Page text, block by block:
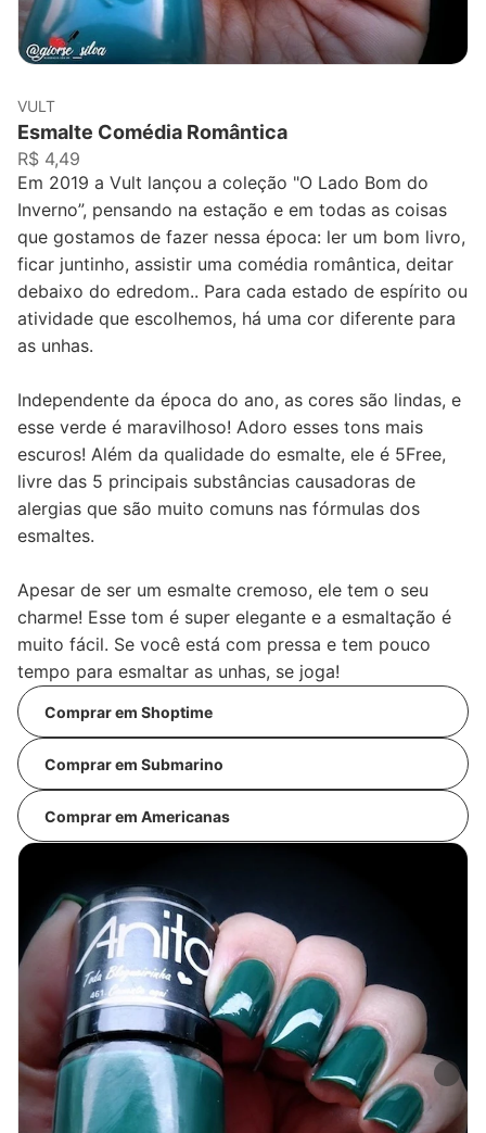
VULT
Esmalte Comédia Romântica
R$ 4,49
Em 2019 a Vult lançou a coleção "O Lado Bom do
Inverno”, pensando na estação e em todas as coisas
que gostamos de fazer nessa época: ler um bom livro,
ficar juntinho, assistir uma comédia romântica, deitar
debaixo do edredom.. Para cada estado de espírito ou
atividade que escolhemos, há uma cor diferente para
as unhas.
Independente da época do ano, as cores são lindas, e
esse verde é maravilhoso! Adoro esses tons mais
escuros! Além da qualidade do esmalte, ele é 5Free,
livre das 5 principais substâncias causadoras de
alergias que são muito comuns nas fórmulas dos
esmaltes.
Apesar de ser um esmalte cremoso, ele tem o seu
charme! Esse tom é super elegante e a esmaltação é
muito fácil. Se você está com pressa e tem pouco
tempo para esmaltar as unhas, se joga!
Comprar em Shoptime
Comprar em Submarino
Comprar em Americanas